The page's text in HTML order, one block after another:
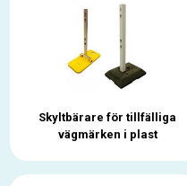
Skyltbärare för tillfälliga
vägmärken i plast